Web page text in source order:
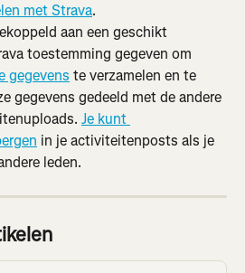
met Strava.
aan een geschikt
toestemming gegeven om
gegevens te verzamelen en te
gegevens gedeeld met de andere
Je kunt
in je activiteitenposts als je
leden.